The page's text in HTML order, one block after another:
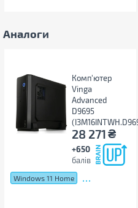
Ширина, мм
Висота, мм
Колір
Виробник
Країна виробництва
Аналоги
Комп'ютер
Vinga
Advanced
D9695
28 271₴
+650
балів
Windows 11 Home ...